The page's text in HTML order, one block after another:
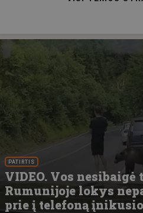
PATIRTIS
VIDEO. Vos nesibaigė
Rumunijoje lokys
prie į telefoną